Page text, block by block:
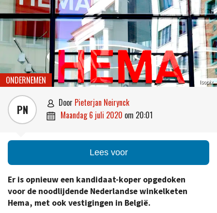
Isopix
ONDERNEMEN
PN  door Pieterjan Neirynck
 maandag 6 juli 2020 om 20:01
Lees voor
Er is opnieuw een kandidaat-koper opgedoken
voor de noodlijdende Nederlandse winkelketen
Hema, met ook vestigingen in België.